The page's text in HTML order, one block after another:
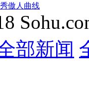
傲人曲线
部新闻